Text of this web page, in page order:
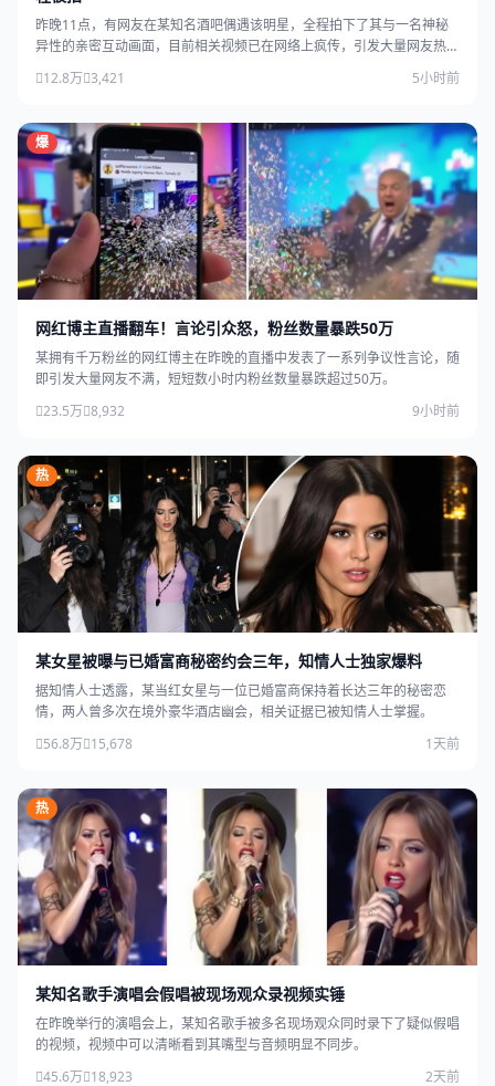
昨晚11点，有网友在某知名酒吧偶遇该明星，全程拍下了其与一名神秘
异性的亲密互动画面，目前相关视频已在网络上疯传，引发大量网友热
12.8万 3,421 5小时前
爆
网红博主直播翻车！言论引众怒，粉丝数量暴跌50万
某拥有千万粉丝的网红博主在昨晚的直播中发表了一系列争议性言论，随
即引发大量网友不满，短短数小时内粉丝数量暴跌超过50万。
23.5万 8,932 9小时前
热
某女星被曝与已婚富商秘密约会三年，知情人士独家爆料
据知情人士透露，某当红女星与一位已婚富商保持着长达三年的秘密恋
情，两人曾多次在境外豪华酒店幽会，相关证据已被知情人士掌握。
56.8万 15,678 1天前
热
某知名歌手演唱会假唱被现场观众录视频实锤
在昨晚举行的演唱会上，某知名歌手被多名现场观众同时录下了疑似假唱
的视频，视频中可以清晰看到其嘴型与音频明显不同步。
45.6万 18,923 2天前